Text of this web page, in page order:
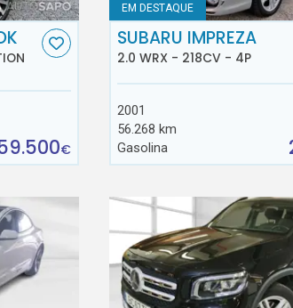
€
EM DESTAQUE
SUBARU IMPREZA
2.0 WRX - 218CV - 4P
2001
56.268 km
Gasolina